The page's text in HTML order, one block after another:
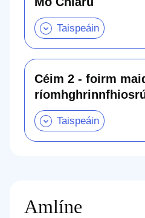
Mo
an
Céim 2 - foirm
Amlíne